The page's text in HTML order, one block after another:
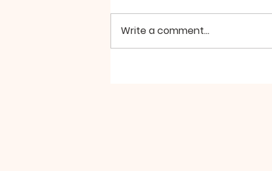
2026년 8월2일 미사
Write a comment...